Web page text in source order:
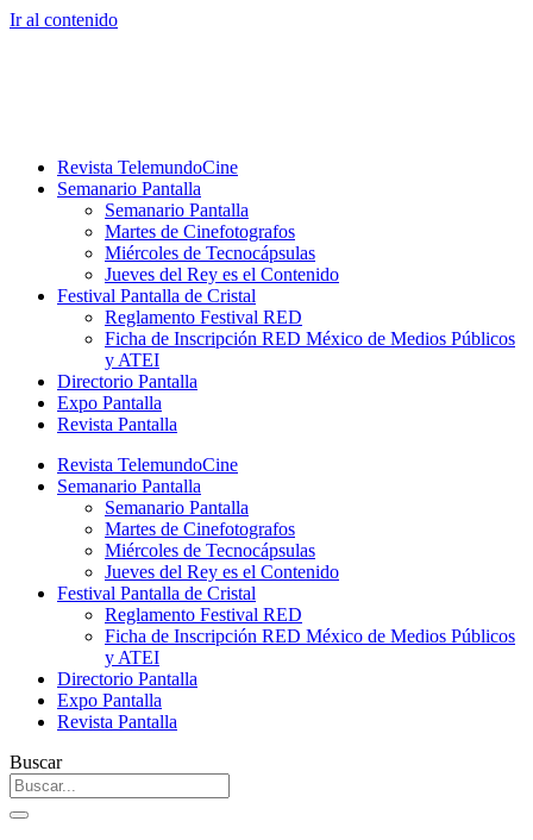
Ir al contenido
Revista TelemundoCine
Semanario Pantalla
Semanario Pantalla
Martes de Cinefotografos
Miércoles de Tecnocápsulas
Jueves del Rey es el Contenido
Festival Pantalla de Cristal
Reglamento Festival RED
Ficha de Inscripción RED México de Medios Públicos
y ATEI
Directorio Pantalla
Expo Pantalla
Revista Pantalla
Revista TelemundoCine
Semanario Pantalla
Semanario Pantalla
Martes de Cinefotografos
Miércoles de Tecnocápsulas
Jueves del Rey es el Contenido
Festival Pantalla de Cristal
Reglamento Festival RED
Ficha de Inscripción RED México de Medios Públicos
y ATEI
Directorio Pantalla
Expo Pantalla
Revista Pantalla
Buscar